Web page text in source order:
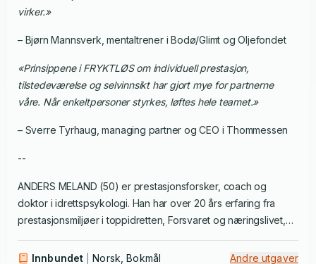
virker.»
– Bjørn Mannsverk, mentaltrener i Bodø/Glimt og Oljefondet
«Prinsippene i FRYKTLØS om individuell prestasjon,
tilstedeværelse og selvinnsikt har gjort mye for partnerne
våre. Når enkeltpersoner styrkes, løftes hele teamet.»
– Sverre Tyrhaug, managing partner og CEO i Thommessen
--
ANDERS MELAND (50) er prestasjonsforsker, coach og
doktor i idrettspsykologi. Han har over 20 års erfaring fra
prestasjonsmiljøer i toppidretten, Forsvaret og næringslivet,
Medicine Panel . Han lederIdrettspsykologisk laboratorium
Innbundet Norsk, Bokmål Andre utgaver